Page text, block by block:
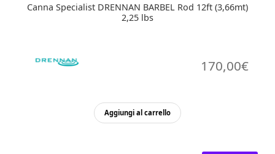
Canna Specialist DRENNAN BARBEL Rod 12ft (3,66mt)
2,25 lbs
170,00€
Aggiungi al carrello